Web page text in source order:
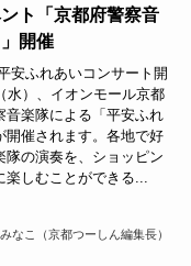
ト「京都府警察音
開催
安ふれあいコンサート開
水）、イオンモール京都
音楽隊による「平安ふれ
開催されます。各地で好
隊の演奏を、ショッピン
しむことができる...
みなこ（京都つーしん編集長）